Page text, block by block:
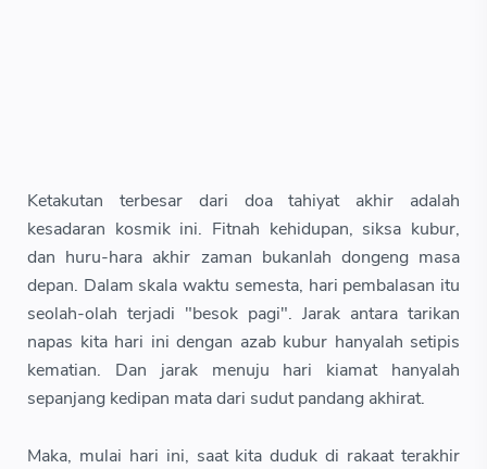
Ketakutan terbesar dari doa tahiyat akhir adalah
kesadaran kosmik ini. Fitnah kehidupan, siksa kubur,
dan huru-hara akhir zaman bukanlah dongeng masa
depan. Dalam skala waktu semesta, hari pembalasan itu
seolah-olah terjadi "besok pagi". Jarak antara tarikan
napas kita hari ini dengan azab kubur hanyalah setipis
kematian. Dan jarak menuju hari kiamat hanyalah
sepanjang kedipan mata dari sudut pandang akhirat.
Maka, mulai hari ini, saat kita duduk di rakaat terakhir